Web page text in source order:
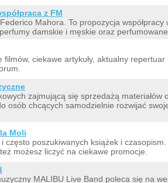
z FM
Mahora. To propozycja współpracy
damskie i męskie oraz
ciekawe artykuły, aktualny repertuar
zajmującą się sprzedażą materiałów
osób chcących samodzielnie rozwijać
Moli
często poszukiwanych książek i
możesz liczyć na ciekawe promocje.
MALIBU Live Band poleca się na